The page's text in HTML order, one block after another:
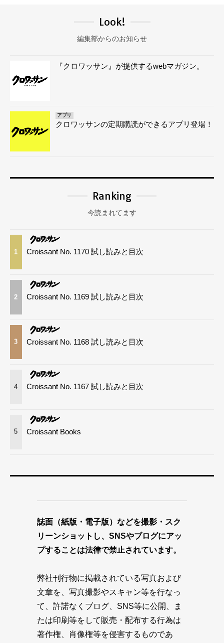
Look!
編集部からのお知らせ
『クロワッサン』が提供するwebマガジン。
アプリ
クロワッサンの定期購読ができるアプリ登場！
Ranking
今読まれてます
1 Croissant No. 1170 試し読みと目次
2 Croissant No. 1169 試し読みと目次
3 Croissant No. 1168 試し読みと目次
4 Croissant No. 1167 試し読みと目次
5 Croissant Books
誌面（紙版・電子版）などを撮影・スク
リーンショットし、SNSやブログにアッ
プすることは法律で禁止されています。
弊社刊行物に掲載されている写真および
文章を、写真撮影やスキャン等を行なっ
て、許諾なくブログ、SNS等に公開、ま
たは印刷等をして販売・配布する行為は
著作権、肖像権等を侵害するものであ